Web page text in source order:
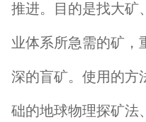
推进。目的是找大矿
业体系所急需的矿，
深的盲矿。使用的方
础的地球物理探矿法